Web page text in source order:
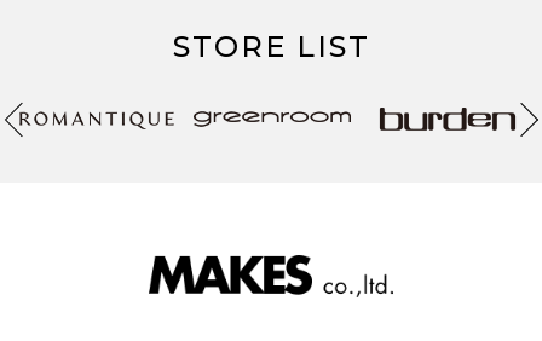
STORE LIST